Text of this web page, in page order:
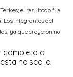
el resultado fue
Los integrantes del
ya que creyeron no
completo al
no sea la